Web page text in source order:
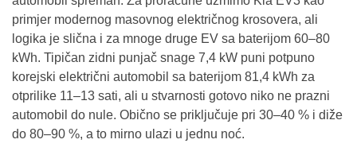
primjer modernog masovnog električnog krosovera, ali
logika je slična i za mnoge druge EV sa baterijom 60–80
kWh. Tipičan zidni punjač snage 7,4 kW puni potpuno
korejski električni automobil sa baterijom 81,4 kWh za
otprilike 11–13 sati, ali u stvarnosti gotovo niko ne prazni
automobil do nule. Obično se priključuje pri 30–40 % i diže
do 80–90 %, a to mirno ulazi u jednu noć.